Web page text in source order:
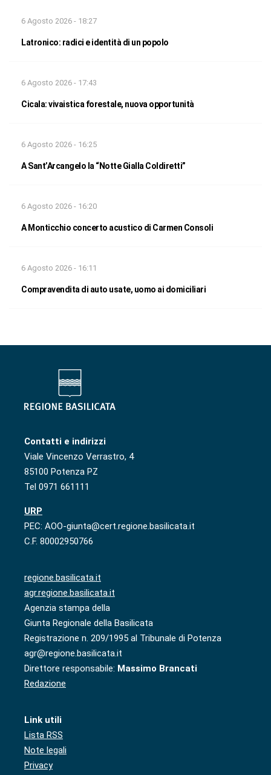
6 Agosto 2026 - 18:27
Latronico: radici e identità di un popolo
6 Agosto 2026 - 17:43
Cicala: vivaistica forestale, nuova opportunità
6 Agosto 2026 - 16:25
A Sant’Arcangelo la “Notte Gialla Coldiretti”
6 Agosto 2026 - 16:20
A Monticchio concerto acustico di Carmen Consoli
6 Agosto 2026 - 16:11
Compravendita di auto usate, uomo ai domiciliari
Contatti e indirizzi
Viale Vincenzo Verrastro, 4
85100 Potenza PZ
Tel 0971 661111
URP
PEC: AOO-giunta@cert.regione.basilicata.it
C.F. 80002950766
regione.basilicata.it
agr.regione.basilicata.it
Agenzia stampa della
Giunta Regionale della Basilicata
Registrazione n. 209/1995 al Tribunale di Potenza
agr@regione.basilicata.it
Direttore responsabile: Massimo Brancati
Redazione
Link utili
Lista RSS
Note legali
Privacy